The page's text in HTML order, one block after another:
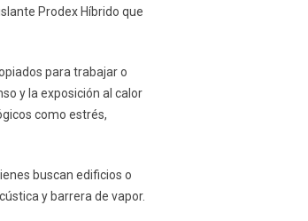
Prodex Híbrido que
para trabajar o
y la exposición al calor
como estrés,
buscan edificios o
y barrera de vapor.